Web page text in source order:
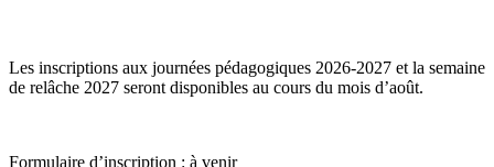
Les inscriptions aux journées pédagogiques 2026-2027 et la semaine
de relâche 2027 seront disponibles au cours du mois d’août.
Formulaire d’inscription : à venir